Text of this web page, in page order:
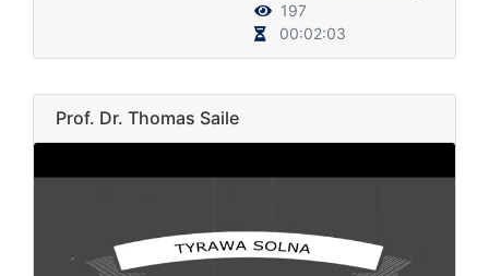
197
00:02:03
Prof. Dr. Thomas Saile